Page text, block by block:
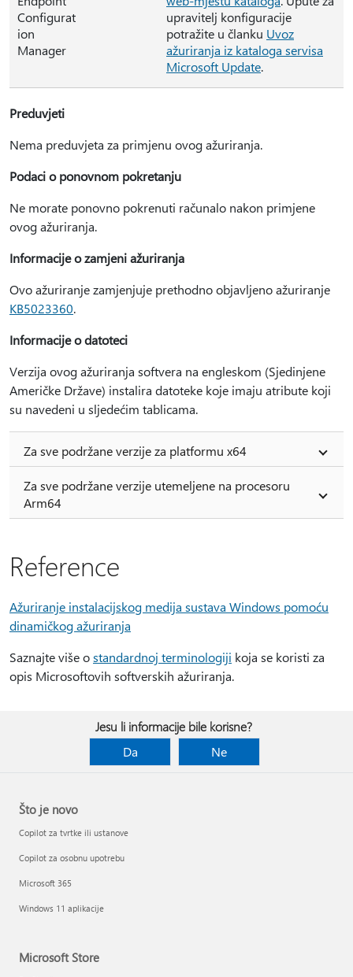
Configurat
ion
Manager
upravitelj konfiguracije
potražite u članku Uvoz
ažuriranja iz kataloga servisa
Microsoft Update.
Preduvjeti
Nema preduvjeta za primjenu ovog ažuriranja.
Podaci o ponovnom pokretanju
Ne morate ponovno pokrenuti računalo nakon primjene
ovog ažuriranja.
Informacije o zamjeni ažuriranja
Ovo ažuriranje zamjenjuje prethodno objavljeno ažuriranje
KB5023360.
Informacije o datoteci
Verzija ovog ažuriranja softvera na engleskom (Sjedinjene
Američke Države) instalira datoteke koje imaju atribute koji
su navedeni u sljedećim tablicama.
Za sve podržane verzije za platformu x64
Za sve podržane verzije utemeljene na procesoru
Arm64
Reference
Ažuriranje instalacijskog medija sustava Windows pomoću
dinamičkog ažuriranja
Saznajte više ostandardnoj terminologiji koja se koristi za
opis Microsoftovih softverskih ažuriranja.
Jesu li informacije bile korisne?
Da
Ne
Što je novo
Copilot za tvrtke ili ustanove
Copilot za osobnu upotrebu
Microsoft 365
Windows 11 aplikacije
Microsoft Store